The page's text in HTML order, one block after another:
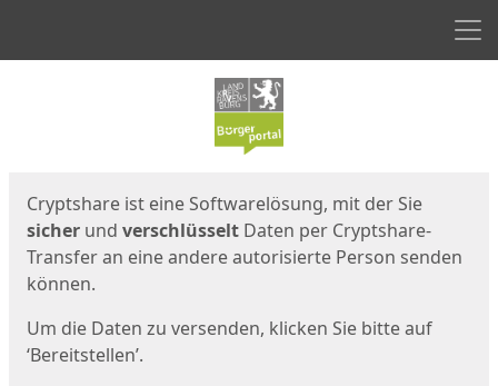
Cryptshare ist eine Softwarelösung, mit der Sie
sicher und verschlüsselt Daten per Cryptshare-
Transfer an eine andere autorisierte Person senden
können.
Um die Daten zu versenden, klicken Sie bitte auf
‘Bereitstellen’.